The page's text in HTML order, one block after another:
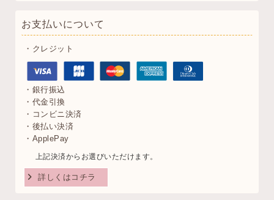
お支払いについて
・クレジット
・銀行振込
・代金引換
・コンビニ決済
・後払い決済
・ApplePay
上記決済からお選びいただけます。
詳しくはコチラ